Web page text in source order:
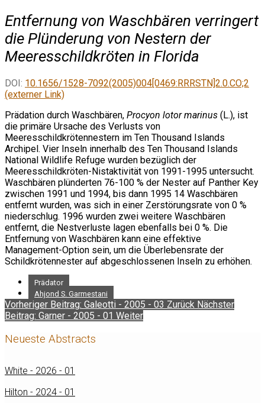
Entfernung von Waschbären verringert
die Plünderung von Nestern der
Meeresschildkröten in Florida
DOI: 10.1656/1528-7092(2005)004[0469:RRRSTN]2.0.CO;2
(externer Link)
Prädation durch Waschbären, Procyon lotor marinus (L.), ist
die primäre Ursache des Verlusts von
Meeresschildkrötennestern im Ten Thousand Islands
Archipel. Vier Inseln innerhalb des Ten Thousand Islands
National Wildlife Refuge wurden bezüglich der
Meeresschildkröten-Nistaktivität von 1991-1995 untersucht.
Waschbären plünderten 76-100 % der Nester auf Panther Key
zwischen 1991 und 1994, bis dann 1995 14 Waschbären
entfernt wurden, was sich in einer Zerstörungsrate von 0 %
niederschlug. 1996 wurden zwei weitere Waschbären
entfernt, die Nestverluste lagen ebenfalls bei 0 %. Die
Entfernung von Waschbären kann eine effektive
Management-Option sein, um die Überlebensrate der
Schildkrötennester auf abgeschlossenen Inseln zu erhöhen.
Prädator
Ahjond S. Garmestani
Vorheriger Beitrag: Galeotti - 2005 - 03 Zurück Nächster
Beitrag: Garner - 2005 - 01 Weiter
Neueste Abstracts
White - 2026 - 01
Hilton - 2024 - 01